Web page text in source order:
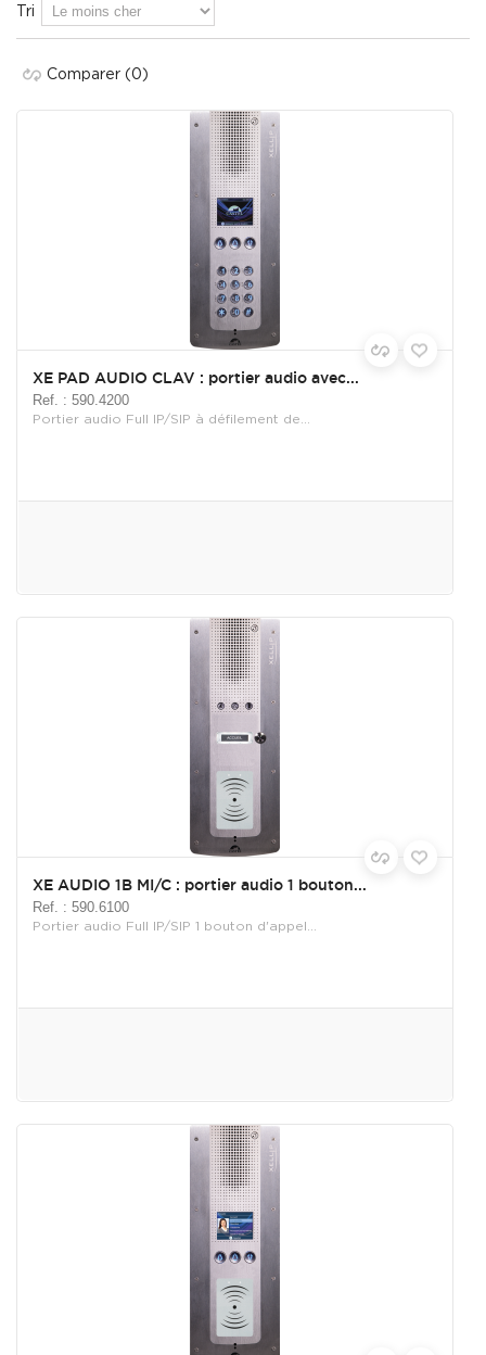
Tri
Comparer (0)
XE PAD AUDIO CLAV : portier audio avec...
Ref. : 590.4200
Portier audio Full IP/SIP à défilement de...
XE AUDIO 1B MI/C : portier audio 1 bouton...
Ref. : 590.6100
Portier audio Full IP/SIP 1 bouton d'appel...